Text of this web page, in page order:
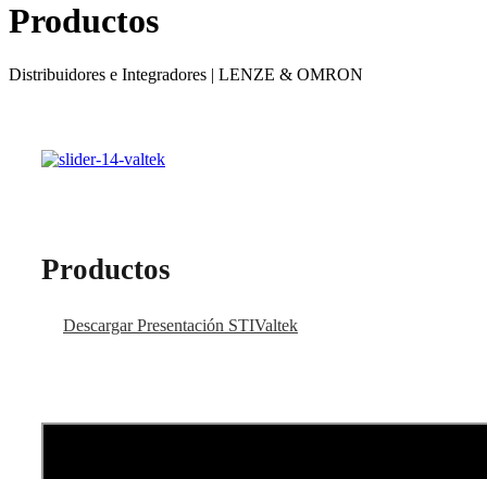
Productos
Distribuidores e Integradores | LENZE & OMRON
Productos
Descargar Presentación STIValtek